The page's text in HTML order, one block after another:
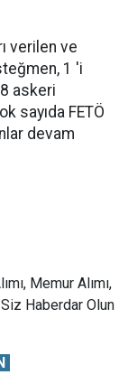
verilen ve
1 'i
askeri
sayıda FETÖ
devam
Memur Alımı,
Haberdar Olun